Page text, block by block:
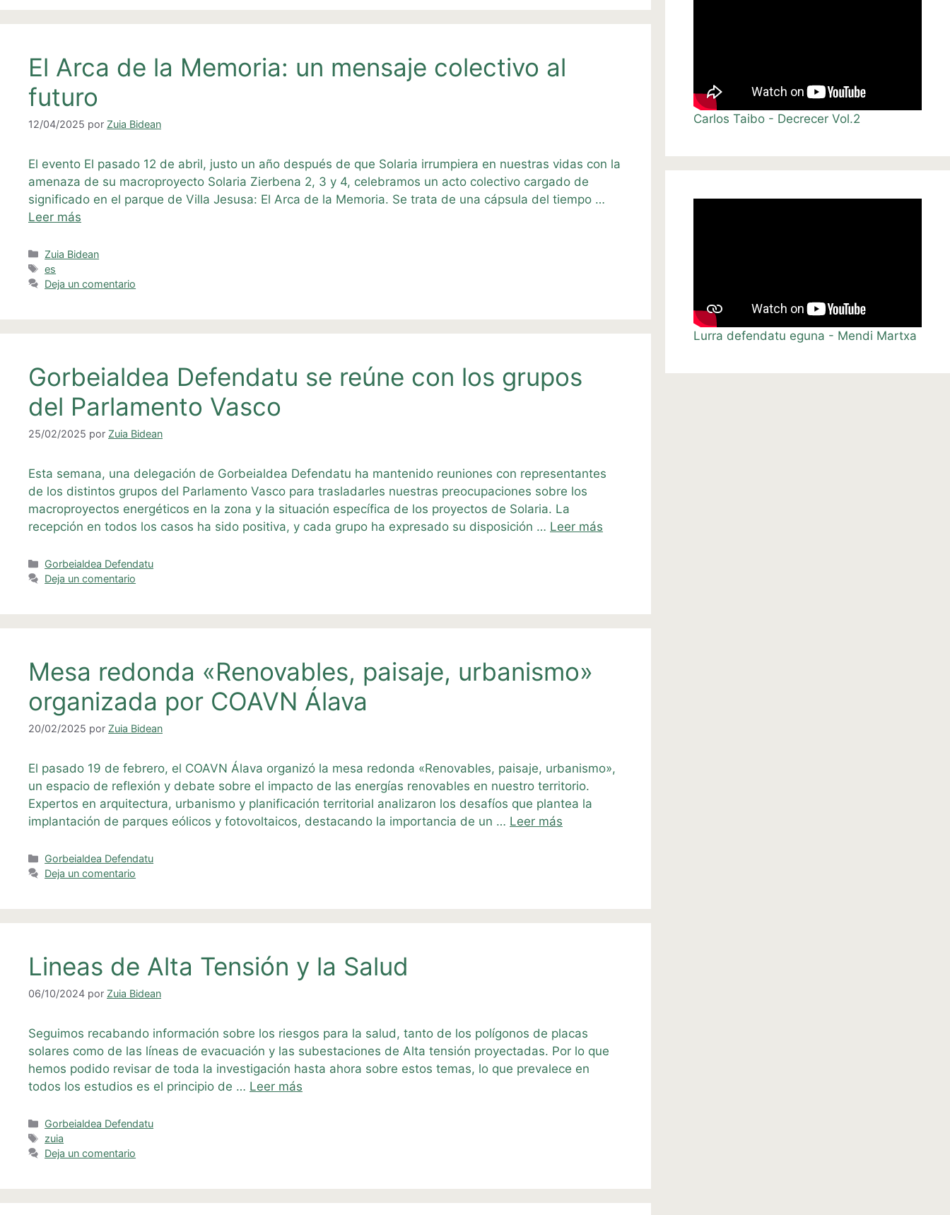
El Arca de la Memoria: un mensaje colectivo al
futuro
12/04/2025 por Zuia Bidean
El evento El pasado 12 de abril, justo un año después de que Solaria irrumpiera en nuestras vidas con la
amenaza de su macroproyecto Solaria Zierbena 2, 3 y 4, celebramos un acto colectivo cargado de
significado en el parque de Villa Jesusa: El Arca de la Memoria. Se trata de una cápsula del tiempo …
Leer más
Categorías
Zuia Bidean
Etiquetas
es
Deja un comentario
Gorbeialdea Defendatu se reúne con los grupos
del Parlamento Vasco
25/02/2025 por Zuia Bidean
Esta semana, una delegación de Gorbeialdea Defendatu ha mantenido reuniones con representantes
de los distintos grupos del Parlamento Vasco para trasladarles nuestras preocupaciones sobre los
macroproyectos energéticos en la zona y la situación específica de los proyectos de Solaria. La
recepción en todos los casos ha sido positiva, y cada grupo ha expresado su disposición … Leer más
Categorías
Gorbeialdea Defendatu
Deja un comentario
Mesa redonda «Renovables, paisaje, urbanismo»
organizada por COAVN Álava
20/02/2025 por Zuia Bidean
El pasado 19 de febrero, el COAVN Álava organizó la mesa redonda «Renovables, paisaje, urbanismo»,
un espacio de reflexión y debate sobre el impacto de las energías renovables en nuestro territorio.
Expertos en arquitectura, urbanismo y planificación territorial analizaron los desafíos que plantea la
implantación de parques eólicos y fotovoltaicos, destacando la importancia de un … Leer más
Categorías
Gorbeialdea Defendatu
Deja un comentario
Lineas de Alta Tensión y la Salud
06/10/2024 por Zuia Bidean
Seguimos recabando información sobre los riesgos para la salud, tanto de los polígonos de placas
solares como de las líneas de evacuación y las subestaciones de Alta tensión proyectadas. Por lo que
hemos podido revisar de toda la investigación hasta ahora sobre estos temas, lo que prevalece en
todos los estudios es el principio de … Leer más
Categorías
Gorbeialdea Defendatu
Etiquetas
zuia
Deja un comentario
Carlos Taibo - Decrecer Vol.2
Lurra defendatu eguna - Mendi Martxa